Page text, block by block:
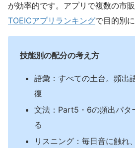
が効率的です。アプリで複数の市
TOEICアプリランキングで目的別
技能別の配分の考え方
語彙：すべての土台。頻出
復
文法：Part5・6の頻出パタ
る
リスニング：毎日音に触れ